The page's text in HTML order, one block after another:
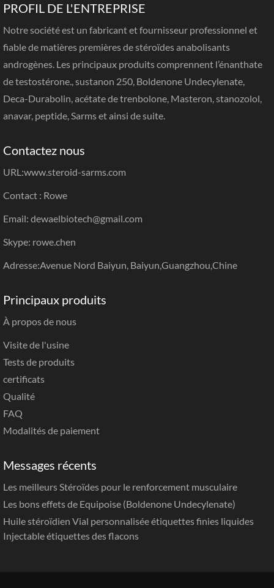
PROFIL DE L'ENTREPRISE
Notre société est un fabricant et fournisseur professionnel et
fiable de matières premières de stéroïdes anabolisants
androgènes. Les principaux produits comprennent l’énanthate
de testostérone., sustanon 250, Boldenone Undecylenate,
Deca-Durabolin, acétate de trenbolone, Masteron, stanozolol,
anavar, peptide, Sarms et ainsi de suite.
Contactez nous
URL:www.steroid-sarms.com
Contact : Rowe
Email: dewaelbiotech@gmail.com
Skype: rowe.chen
Adresse:Avenue Nord Baiyun, Baiyun,Guangzhou,Chine
Principaux produits
À propos de nous
Visite de l'usine
Tests de produits
certificats
Qualité
FAQ
Modalités de paiement
Messages récents
Les meilleurs Stéroïdes pour le renforcement musculaire
Les bons effets de Equipoise (Boldenone Undecylenate)
Huile stéroïdien Vial personnalisée étiquettes finies liquides
Injectable étiquettes des flacons